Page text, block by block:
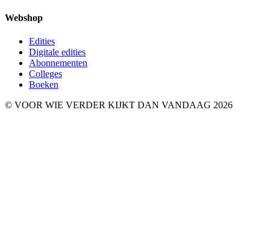
Webshop
Edities
Digitale edities
Abonnementen
Colleges
Boeken
© VOOR WIE VERDER KIJKT DAN VANDAAG 2026